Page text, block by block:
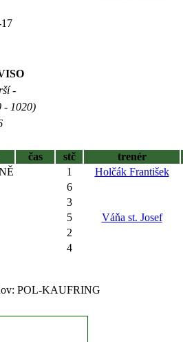
-
- 1020)
čas stč trenér
1
Holčák František
6
3
5
Váňa st. Josef
2
4
POL-KAUFRING